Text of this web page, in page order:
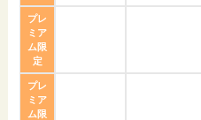
プレ
ミア
ム限
定
プレ
ミア
ム限